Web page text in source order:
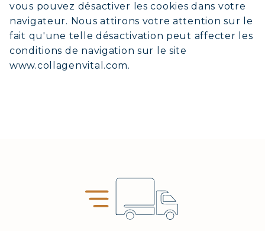
vous pouvez désactiver les cookies dans votre
navigateur. Nous attirons votre attention sur le
fait qu'une telle désactivation peut affecter les
conditions de navigation sur le site
www.collagenvital.com.